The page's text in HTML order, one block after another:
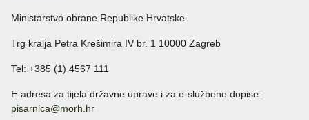
Ministarstvo obrane Republike Hrvatske
Trg kralja Petra Krešimira IV br. 1 10000 Zagreb
Tel: +385 (1) 4567 111
E-adresa za tijela državne uprave i za e-službene dopise:
pisarnica@morh.hr